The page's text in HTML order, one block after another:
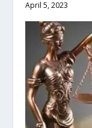
April 5, 2023